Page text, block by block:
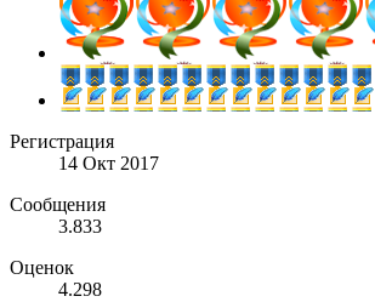
Регистрация
14 Окт 2017
Сообщения
3.833
Оценок
4.298